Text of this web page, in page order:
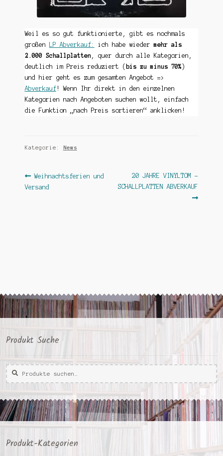
Weil es so gut funktionierte, gibt es nochmals
großen
LP Abverkauf: ich habe wiedermehr als
2.000 Schallplatten, quer durch alle Kategorien,
deutlich im Preis reduziert ( bis zu minus 70% )
und hier geht es zum gesamten Angebot =>
Abverkauf! Wenn Ihr direkt in den einzelnen
Kategorien nach Angeboten suchen wollt, einfach
die Funktion „nach Preis sortieren“ anklicken!
Kategorie: News
Beitragsnavigation
Vorheriger
Beitrag:
Weihnachtsferien und
Versand
Nächster
Beitrag:
20 JAHRE VINYLTOM –
SCHALLPLATTEN ABVERKAUF
Produkt Suche
Suche
nach:
Suche
Produkt-Kategorien